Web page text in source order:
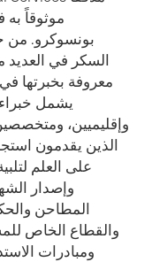
موثوقاً
بونسوكرو. من
السكر في
يشمل
وإقليميين،
الذين يقدمون
على العلم
وإصدار
المطاحن
والقطاع الخاص
ومبادرات